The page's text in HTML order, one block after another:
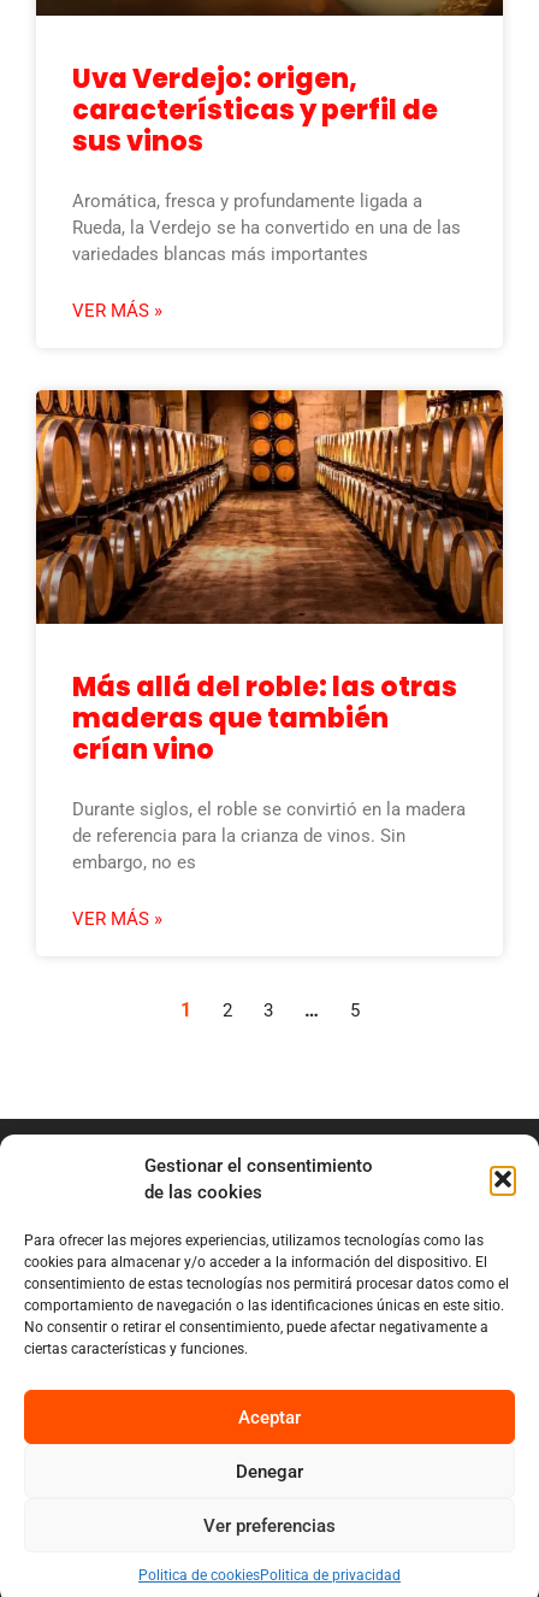
Gestionar el consentimiento
de las cookies
Para ofrecer las mejores experiencias, utilizamos tecnologías como las
cookies para almacenar y/o acceder a la información del dispositivo. El
consentimiento de estas tecnologías nos permitirá procesar datos como el
comportamiento de navegación o las identificaciones únicas en este sitio.
No consentir o retirar el consentimiento, puede afectar negativamente a
ciertas características y funciones.
Aceptar
Denegar
Ver preferencias
Politica de cookiesPolitica de privacidad
Uva Verdejo: origen,
características y perfil de
sus vinos
Aromática, fresca y profundamente ligada a
Rueda, la Verdejo se ha convertido en una de las
variedades blancas más importantes
VER MÁS »
Más allá del roble: las otras
maderas que también
crían vino
Durante siglos, el roble se convirtió en la madera
de referencia para la crianza de vinos. Sin
embargo, no es
VER MÁS »
1 2 3 … 5
info@marianobraga.com
BRAGA Academia
Podcast
Sobre Mariano
Diseño por Nuvolab Studio